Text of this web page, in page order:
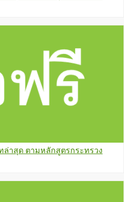
ล่าสุด ตามหลักสูตรกระทรวง